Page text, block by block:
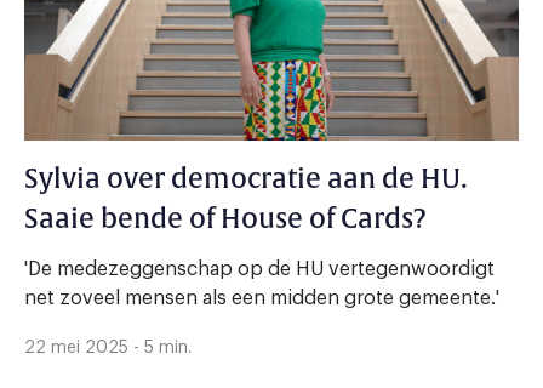
Sylvia over democratie aan de HU.
Saaie bende of House of Cards?
'De medezeggenschap op de HU vertegenwoordigt
net zoveel mensen als een midden grote gemeente.'
22 mei 2025 - 5 min.